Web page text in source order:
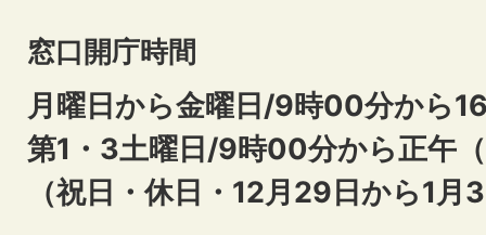
窓口開庁時間
月曜日から金曜日/9時00分から
第1・3土曜日/9時00分から正午
（祝日・休日・12月29日から1月